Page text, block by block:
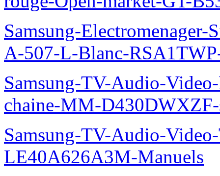
Samsung-
A-507-L-Blanc-
Samsung-TV-Audio-
chaine-MM-
Samsung-TV-Audio-
LE40A626A3M-Manuels